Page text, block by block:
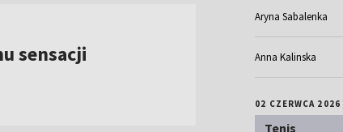
sensacji
Aryna Sabalenka
Anna Kalinska
02 CZERWCA 2026
Tenis